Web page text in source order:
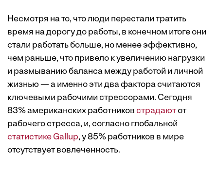
Несмотря на то, что люди перестали тратить
время на дорогу до работы, в конечном итоге они
стали работать больше, но менее эффективно,
чем раньше, что привело к увеличению нагрузки
и размыванию баланса между работой и личной
жизнью — а именно эти два фактора считаются
ключевыми рабочими стрессорами. Сегодня
83% американских работников страдаютот
рабочего стресса, и, согласно глобальной
статистике Gallup, у 85% работников в мире
отсутствует вовлеченность.